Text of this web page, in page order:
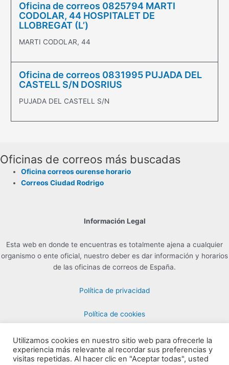
Oficina de correos 0825794 MARTI
CODOLAR, 44 HOSPITALET DE
LLOBREGAT (L’)
MARTI CODOLAR, 44
Oficina de correos 0831995 PUJADA DEL
CASTELL S/N DOSRIUS
PUJADA DEL CASTELL S/N
Oficinas de correos más buscadas
Oficina correos ourense horario
Correos Ciudad Rodrigo
Información Legal
Esta web en donde te encuentras es totalmente ajena a cualquier
organismo o ente oficial, nuestro deber es dar información y horarios
de las oficinas de correos de España.
Política de privacidad
Política de cookies
Contacto para Publicidad en info@horarioscorreos.com
Utilizamos cookies en nuestro sitio web para ofrecerle la
experiencia más relevante al recordar sus preferencias y
visitas repetidas. Al hacer clic en "Aceptar todas", usted